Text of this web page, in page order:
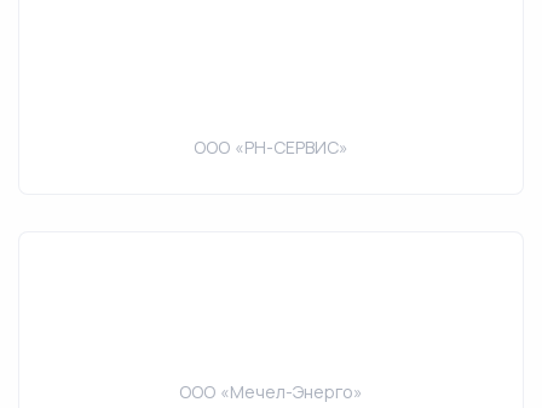
ООО «РН-СЕРВИС»
ООО «Мечел-Энерго»